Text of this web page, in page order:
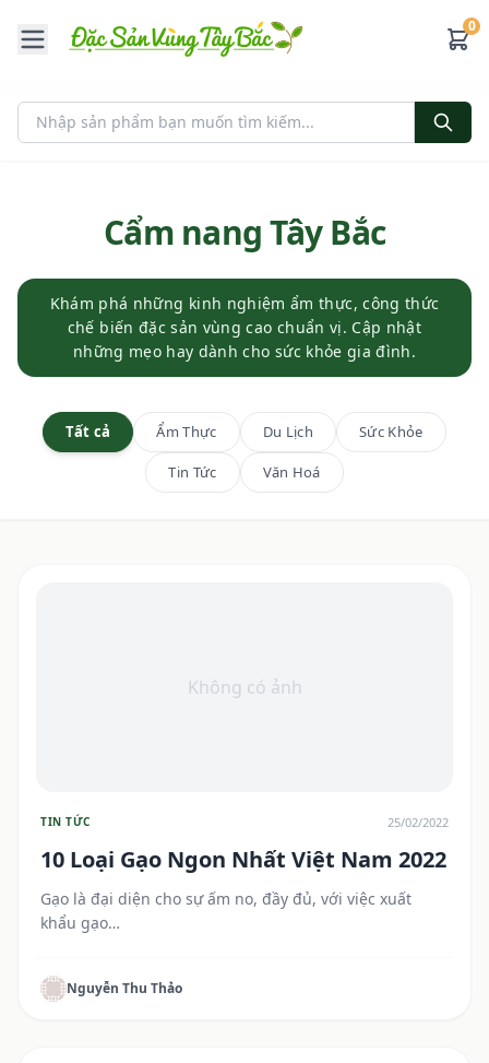
0
Cẩm nang Tây Bắc
Khám phá những kinh nghiệm ẩm thực, công thức
chế biến đặc sản vùng cao chuẩn vị. Cập nhật
những mẹo hay dành cho sức khỏe gia đình.
Tất cả Ẩm Thực Du Lịch Sức Khỏe
Tin Tức Văn Hoá
Không có ảnh
TIN TỨC 25/02/2022
10 Loại Gạo Ngon Nhất Việt Nam 2022
Gạo là đại diện cho sự ấm no, đầy đủ, với việc xuất
khẩu gạo…
Nguyễn Thu Thảo